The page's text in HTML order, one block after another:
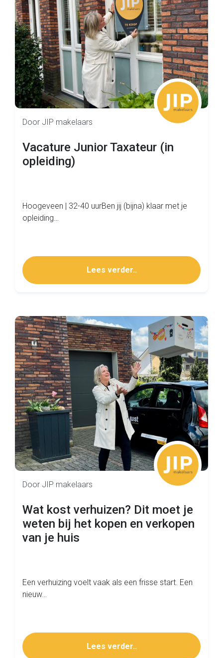
Door JIP makelaars
Vacature Junior Taxateur (in
opleiding)
Hoogeveen | 32-40 uurBen jij (bijna) klaar met je
opleiding…
Lees verder..
Door JIP makelaars
Wat kost verhuizen? Dit moet je
weten bij het kopen en verkopen
van je huis
Een verhuizing voelt vaak als een frisse start. Een
nieuw…
Lees verder..